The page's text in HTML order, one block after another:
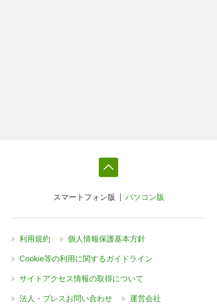
スマートフォン版 パソコン版
利用規約 個人情報保護基本方針
Cookie等の利用に関するガイドライン
サイトアクセス情報の取得について
法人・プレスお問い合わせ 運営会社